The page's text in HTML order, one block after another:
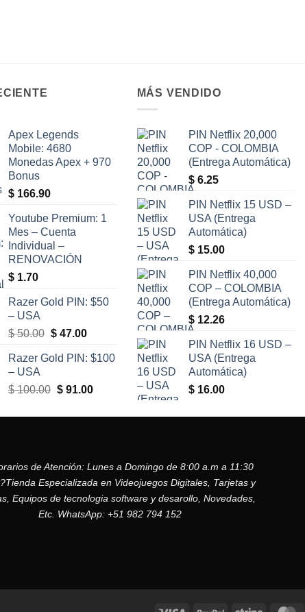
Apex Legends
Mobile: 4680
Monedas Apex + 970
Bonus
$ 166.90
Youtube Premium: 1
Mes – Cuenta
Individual –
RENOVACIÓN
$ 1.70
Razer Gold PIN: $50
– USA
$50.00 El
original
$ 50.00.
$47.00El
actual
$ 47.00.
Razer Gold PIN: $100
– USA
$100.00 El
original
$91.00El
actual
MÁS VENDIDO
PIN Netflix 20,000
COP - COLOMBIA
(Entrega Automática)
$6.25
PIN Netflix 15 USD –
USA (Entrega
Automática)
$15.00
PIN Netflix 40,000
COP – COLOMBIA
(Entrega Automática)
$12.26
PIN Netflix 16 USD –
USA (Entrega
Automática)
$16.00
de Atención: Lunes a Domingo de 8:00 a.m a 11:30
Especializada en Videojuegos Digitales, Tarjetas y
Equipos de tecnologia software y desarollo, Novedades,
Etc. WhatsApp: +51 982 794 152